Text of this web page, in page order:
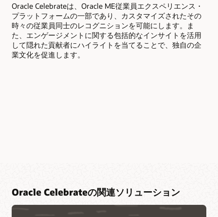
Oracle Celebrateは、Oracle ME従業員エクスペリエンス・
プラットフォームの一部であり、カスタマイズされたその
時々の従業員同士のレコグニションを可能にします。ま
た、エンゲージメントに関する包括的なインサイトを活用
して隠れた貢献者にハイライトを当てることで、独自の企
業文化を促進します。
Oracle Celebrateの関連ソリューション